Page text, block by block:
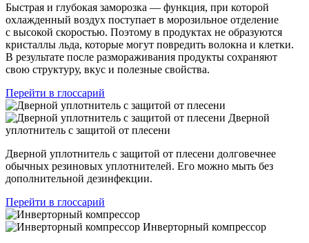
Быстрая и глубокая заморозка — функция, при которой
охлажденный воздух поступает в морозильное отделение
с высокой скоростью. Поэтому в продуктах не образуются
кристаллы льда, которые могут повредить волокна и клетки.
В результате после размораживания продукты сохраняют
свою структуру, вкус и полезные свойства.
Перейти в глоссарий
Дверной
уплотнитель с защитой от плесени
Дверной уплотнитель с защитой от плесени долговечнее
обычных резиновых уплотнителей. Его можно мыть без
дополнительной дезинфекции.
Перейти в глоссарий
Инверторный компрессор